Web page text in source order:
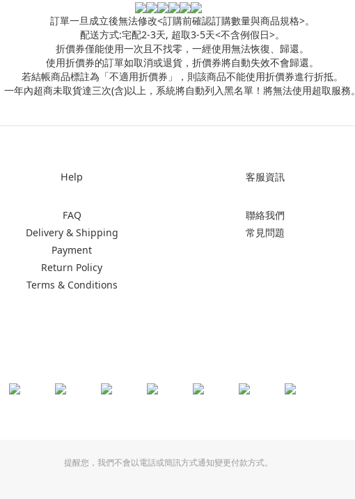
訂單一旦成立後無法修改<訂購前確認訂購數量與商品規格>。
配送方式:宅配2-3天, 超取3-5天<不含例假日>。
折價券僅能使用一次且不找零，一經使用無法恢復、歸還。
使用折價券的訂單如取消或退貨，折價券將自動失效不會歸還。
若結帳商品標註為「不適用折價券」，則該商品不能使用折價券進行折抵。
一年內超商未取貨達三次(含)以上，系統將自動列入黑名單！將無法使用超取服務。
Help
FAQ
Delivery & Shipping
Payment
Return Policy
Terms & Conditions
客服資訊
聯絡我們
常見問題
提醒您，我們不會以電話或簡訊方式通知變更付款方式。